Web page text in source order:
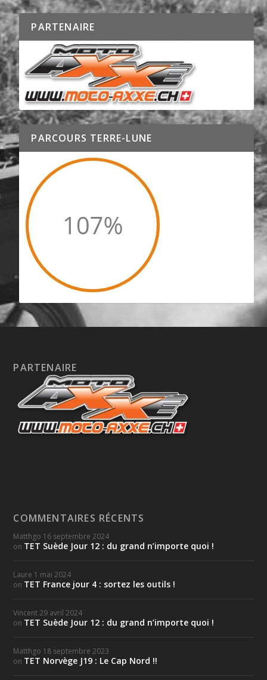
PARTENAIRE
PARCOURS TERRE-LUNE
PARTENAIRE
COMMENTAIRES RÉCENTS
Matthgo 16 septembre 2024
on TET Suède Jour 12 : du grand n’importe quoi !
Laure 1 mai 2024
on TET France jour 4 : sortez les outils !
Vincent 29 avril 2024
on TET Suède Jour 12 : du grand n’importe quoi !
Matthgo 18 septembre 2023
on TET Norvège J19 : Le Cap Nord !!